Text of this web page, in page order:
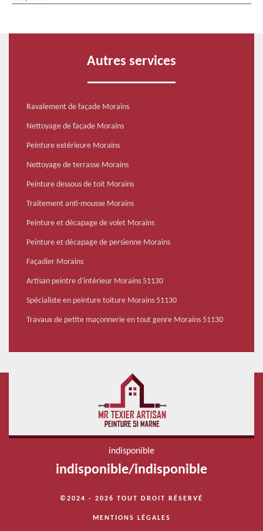
Autres services
Ravalement de façade Morains
Nettoyage de façade Morains
Peinture extérieure Morains
Nettoyage de terrasse Morains
Peinture dessous de toit Morains
Traitement anti-mousse Morains
Peinture et décapage de volet Morains
Peinture et décapage de persienne Morains
Façadier Morains
Artisan peintre d'intérieur Morains 51130
Spécialiste en peinture toiture Morains 51130
Travaux de petite maçonnerie en tout genre Morains 51130
indisponible
indisponible/indisponible
©2024 - 2026 TOUT DROIT RÉSERVÉ
MENTIONS LÉGALES